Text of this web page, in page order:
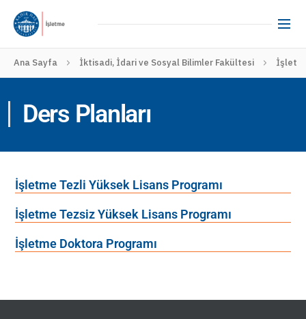
Ana Sayfa İktisadi, İdari ve Sosyal Bilimler Fakültesi
Ders Planları
İşletme Tezli Yüksek Lisans Programı
İşletme Tezsiz Yüksek Lisans Programı
İşletme Doktora Programı